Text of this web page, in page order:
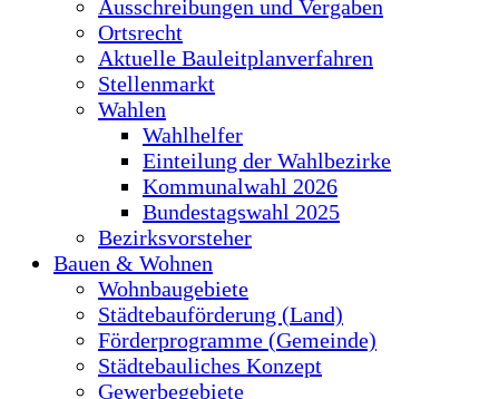
Ausschreibungen und Vergaben
Ortsrecht
Aktuelle Bauleitplanverfahren
Stellenmarkt
Wahlen
Wahlhelfer
Einteilung der Wahlbezirke
Kommunalwahl 2026
Bundestagswahl 2025
Bezirksvorsteher
Bauen & Wohnen
Wohnbaugebiete
Städtebauförderung (Land)
Förderprogramme (Gemeinde)
Städtebauliches Konzept
Gewerbegebiete